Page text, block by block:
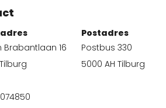
Brabantlaan 16
Postadres
Postbus 330
5000 AH Tilburg